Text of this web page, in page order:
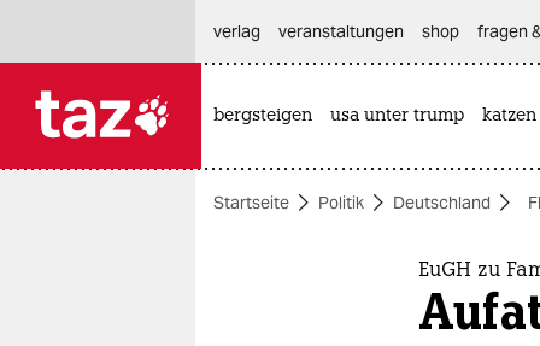
themen
verlag
veranstaltungen shop fragen
bergsteigen usa unter trump katzen
Startseite Politik Deutschland
EuGH zu